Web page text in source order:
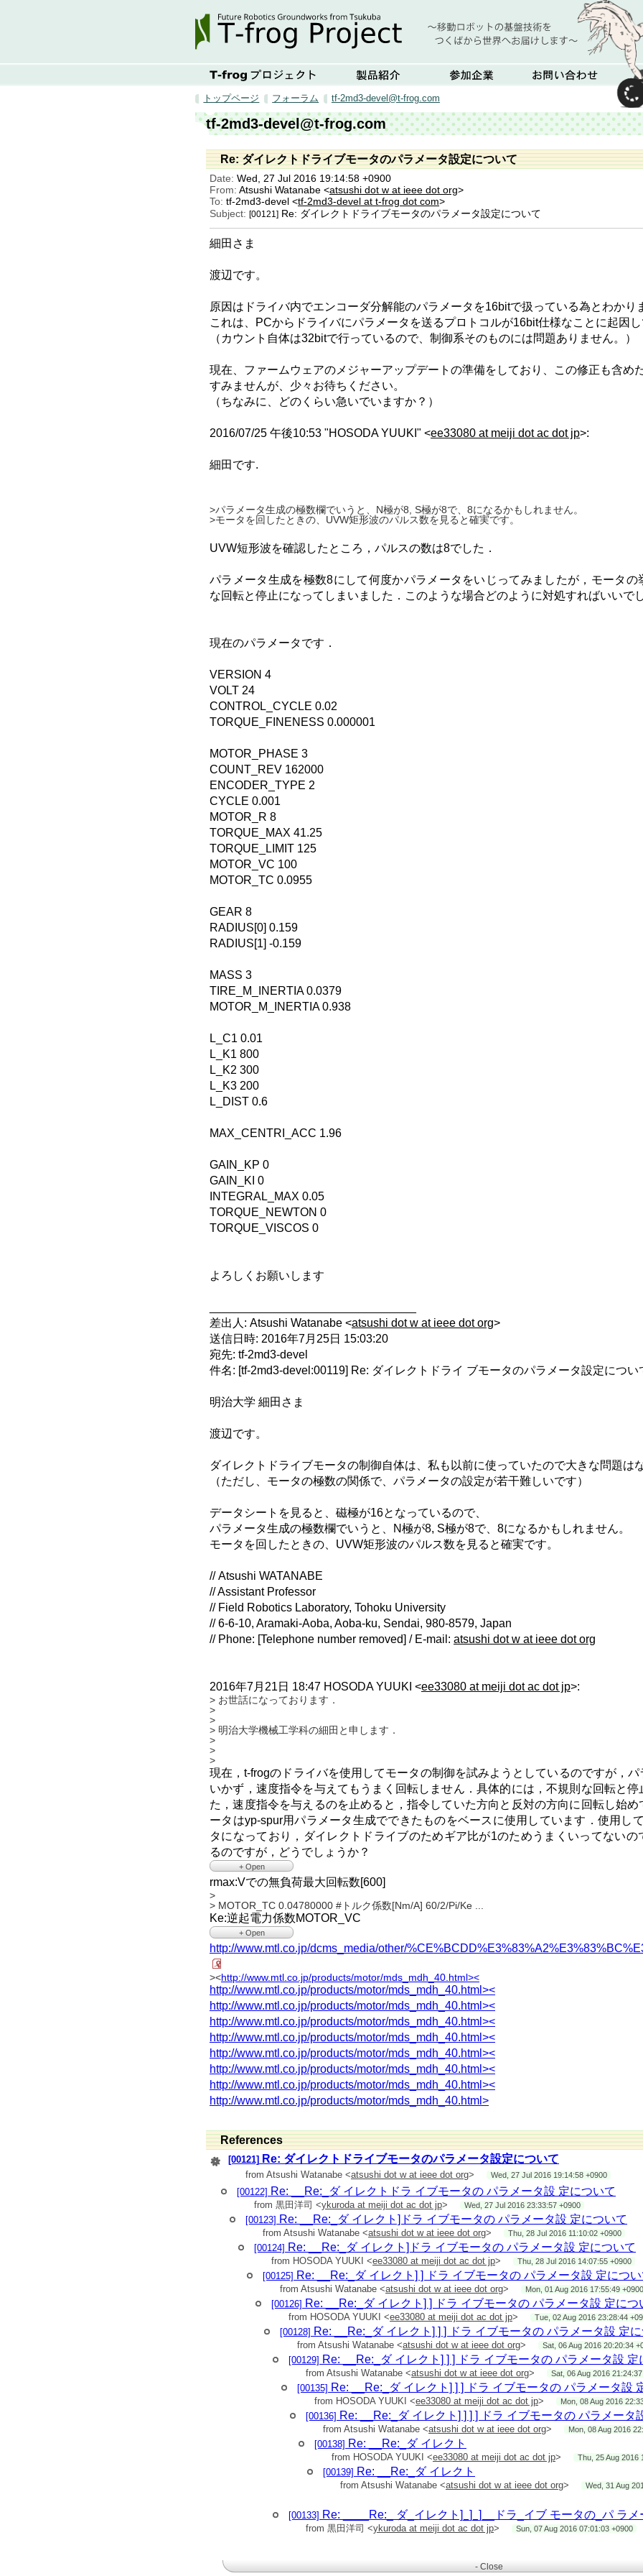
トップページ フォーラム tf-2md3-devel@t-frog.com
tf-2md3-devel@t-frog.com
Re: ダイレクトドライブモータのパラメータ設定について
Date: Wed, 27 Jul 2016 19:14:58 +0900
From: Atsushi Watanabe <atsushi dot w at ieee dot org>
To: tf-2md3-devel <tf-2md3-devel at t-frog dot com>
Subject: [00121] Re: ダイレクトドライブモータのパラメータ設定について
細田さま
渡辺です。
原因はドライバ内でエンコーダ分解能のパラメータを16bitで扱っている為とわかり
これは、PCからドライバにパラメータを送るプロトコルが16bit仕様なことに起因し
（カウント自体は32bitで行っているので、制御系そのものには問題ありません。）
現在、ファームウェアのメジャーアップデートの準備をしており、この修正も含め
すみませんが、少々お待ちください。
（ちなみに、どのくらい急いでいますか？）
2016/07/25 午後10:53 "HOSODA YUUKI" <ee33080 at meiji dot ac dot jp>:
細田です.
>パラメータ生成の極数欄でいうと、N極が8, S極が8で、8になるかもしれません。
>モータを回したときの、UVW矩形波のパルス数を見ると確実です。
UVW短形波を確認したところ，パルスの数は8でした．
パラメータ生成を極数8にして何度かパラメータをいじってみましたが，モータの
な回転と停止になってしまいました．このような場合どのように対処すればいいで
現在のパラメータです．
VERSION 4
VOLT 24
CONTROL_CYCLE 0.02
TORQUE_FINENESS 0.000001
MOTOR_PHASE 3
COUNT_REV 162000
ENCODER_TYPE 2
CYCLE 0.001
MOTOR_R 8
TORQUE_MAX 41.25
TORQUE_LIMIT 125
MOTOR_VC 100
MOTOR_TC 0.0955
GEAR 8
RADIUS[0] 0.159
RADIUS[1] -0.159
MASS 3
TIRE_M_INERTIA 0.0379
MOTOR_M_INERTIA 0.938
L_C1 0.01
L_K1 800
L_K2 300
L_K3 200
L_DIST 0.6
MAX_CENTRI_ACC 1.96
GAIN_KP 0
GAIN_KI 0
INTEGRAL_MAX 0.05
TORQUE_NEWTON 0
TORQUE_VISCOS 0
よろしくお願いします
差出人: Atsushi Watanabe <atsushi dot w at ieee dot org>
送信日時: 2016年7月25日 15:03:20
宛先: tf-2md3-devel
件名: [tf-2md3-devel:00119] Re: ダイレクトドライ ブモータのパラメータ設定につい
明治大学 細田さま
渡辺です。
ダイレクトドライブモータの制御自体は、私も以前に使っていたので大きな問題は
（ただし、モータの極数の関係で、パラメータの設定が若干難しいです）
データシートを見ると、磁極が16となっているので、
パラメータ生成の極数欄でいうと、N極が8, S極が8で、8になるかもしれません。
モータを回したときの、UVW矩形波のパルス数を見ると確実です。
// Atsushi WATANABE
// Assistant Professor
// Field Robotics Laboratory, Tohoku University
// 6-6-10, Aramaki-Aoba, Aoba-ku, Sendai, 980-8579, Japan
// Phone: [Telephone number removed] / E-mail: atsushi dot w at ieee dot org
2016年7月21日 18:47 HOSODA YUUKI <ee33080 at meiji dot ac dot jp>:
> お世話になっております．
>
>
> 明治大学機械工学科の細田と申します．
>
>
>
現在，t-frogのドライバを使用してモータの制御を試みようとしているのですが，パ
いかず，速度指令を与えてもうまく回転しません．具体的には，不規則な回転と停
た，速度指令を与えるのを止めると，指令していた方向と反対の方向に回転し始め
ータはyp-spur用パラメータ生成でできたものをベースに使用しています．使用し
タになっており，ダイレクトドライブのためギア比が1のためうまくいってないの
るのですが，どうでしょうか？
+ Open
>
>
> 現在使用しているモータの情報とパラメータを載せておきます．
>
> 使用モータ：mtlのマイクロDDモータの MDH-40になります．
>
> URLhttp://www.mtl.co.jp/products/motor/mds_mdh_40.html
>
> 【モータの仕様】
> ・３相ブラシレスモーター
> ・駆動電源電圧２４Ｖ
> ・無負荷回転数/無負荷電流値：600rpm
> ・最大トルク：1000 N・m
> ・1:1（減速比1）
>
> <http://www.mtl.co.jp/products/motor/mds_mdh_40.html
>現在使用しているパラメータは以下のようになっています．
>
> VERSION 4.00000000
>
> VOLT 24.0000000 #[V]
>
> CYCLE 0.00100000 #[s]
>
> TORQUE_FINENESS 0.00000100
>
>
> RADIUS[0] -0.15900000 #[m]
> RADIUS[1] 0.15900000 #[m]
> TREAD 1.00000000 #[m]
> MASS 3.0000001
> TIRE_M_INERTIA 0.10000001
> MOMENT_INERTIA 0.10000000
> TORQUE_VISCOS 0.00000000
> TORQUE_NEWTON 0.00000000
> TORQUE_MAX 20.50000000
> TORQUE_LIMIT 62.00000000
> MOTOR_PHASE 3.00000000 #3相DC
> COUNT_REV 81000.00000000 #[Counts/rev] 324000/16極*4
> ENCODER_TYPE 2.0000
> GEAR 16.00000000 #[in/out] 1*16極
> MOTOR_VC 300.00000000 #逆起電力係数[rpm/V] rmax/V ... V:定格電圧[24]
rmax:Vでの無負荷最大回転数[600]
>
> MOTOR_TC 0.04780000 #トルク係数[Nm/A] 60/2/Pi/Ke ...
Ke:逆起電力係数MOTOR_VC
+ Open
>
> MOTOR_R 8.00000000 #[ohm]:モータの端子間抵抗*3/4
>
> MOTOR_M_INERTIA 0.11700001
>
> GAIN_KP 0.00000000
>
> GAIN_KI 0.00000000
>
> INTEGRAL_MAX 0.05000000 #[rev]
>
>
> MAX_VEL 1.00000000 #[m/s]
>
> MAX_W 20.28000000 #[rad/s]
>
> MAX_ACC_V 20.00000000 #[m/ss]
> MAX_ACC_W 41.89000000 #[rad/ss]
>
> MAX_CENTRI_ACC 1.95000000 #0.25G
>
>
> L_C1 0.01000000 #
> L_K1 800.00000000 #
> L_K2 300.00000000 #
> L_K3 200.00000000 #
> L_DIST 0.60000000 #
> STOP_LINEAR 0.01000000
> SPIN_LINEAR 0.05000000
> WHEEL_ANG_LINEAR 0.05000000
> このようになっています．
> お手数おかけしますが，ご回答のほどよろしくお願いします．
> ----------------------------------
> 理工学部機械工学科 4年生
ee33080 at meiji dot ac dot jp
http://www.mtl.co.jp/products/motor/mds_mdh_40.html>
http://www.mtl.co.jp/dcms_media/other/
><http://www.mtl.co.jp/products/motor/mds_mdh_40.html><
http://www.mtl.co.jp/products/motor/mds_mdh_40.html><
http://www.mtl.co.jp/products/motor/mds_mdh_40.html><
http://www.mtl.co.jp/products/motor/mds_mdh_40.html><
http://www.mtl.co.jp/products/motor/mds_mdh_40.html><
http://www.mtl.co.jp/products/motor/mds_mdh_40.html><
http://www.mtl.co.jp/products/motor/mds_mdh_40.html><
http://www.mtl.co.jp/products/motor/mds_mdh_40.html><
http://www.mtl.co.jp/products/motor/mds_mdh_40.html>
References
[00121] Re: ダイレクトドライブモータのパラメータ設定について
from Atsushi Watanabe <atsushi dot w at ieee dot org> Wed, 27 Jul 2016 19:14:58 +0900
[00122] Re: __Re:_ダ イレクトドラ イブモータの パラメータ設 定について
from 黒田洋司 <ykuroda at meiji dot ac dot jp> Wed, 27 Jul 2016 23:33:57 +0900
[00123] Re: __Re:_ダ イレクト]ドラ イブモータの パラメータ設 定について
from Atsushi Watanabe <atsushi dot w at ieee dot org> Thu, 28 Jul 2016 11:10:02 +0900
[00124] Re: __Re:_ダ イレクト]ドラ イブモータの パラメータ設 定について
from HOSODA YUUKI <ee33080 at meiji dot ac dot jp> Thu, 28 Jul 2016 14:07:55 +0900
[00125] Re: __Re:_ダ イレクト] ] ドラ イブモータの パラメータ設 定につい
from Atsushi Watanabe <atsushi dot w at ieee dot org> Mon, 01 Aug 2016 17:55:49 +0900
[00126] Re: __Re:_ダ イレクト] ] ドラ イブモータの パラメータ設 定につ
from HOSODA YUUKI <ee33080 at meiji dot ac dot jp> Tue, 02 Aug 2016 23:28:44
[00128] Re: __Re:_ダ イレクト] ] ] ドラ イブモータの パラメータ設 定
from Atsushi Watanabe <atsushi dot w at ieee dot org> Sat, 06 Aug 2016 20:20:34
[00129] Re: __Re:_ダ イレクト] ] ] ドラ イブモータの パラメータ設 定
from Atsushi Watanabe <atsushi dot w at ieee dot org> Sat, 06 Aug 2016
[00135] Re: __Re:_ダ イレクト] ] ] ドラ イブモータの パラメータ設
from HOSODA YUUKI <ee33080 at meiji dot ac dot jp> Mon, 08 Aug 2016
[00136] Re: __Re:_ダ イレクト] ] ] ] ドラ イブモータの パラメータ
from Atsushi Watanabe <atsushi dot w at ieee dot org> Mon, 08 Aug 2016
[00138] Re: __Re:_ダ イレクト
from HOSODA YUUKI <ee33080 at meiji dot ac dot jp> Thu, 25 Aug 2016
[00139] Re: __Re:_ダ イレクト
from Atsushi Watanabe <atsushi dot w at ieee dot org> Wed, 31 Aug
[00133] Re: ____Re:_ ダ_イレクト]_]_]__ドラ_イブ モータの_パ ラ
from 黒田洋司 <ykuroda at meiji dot ac dot jp> Sun, 07 Aug 2016 07:01:03 +0900
- Close